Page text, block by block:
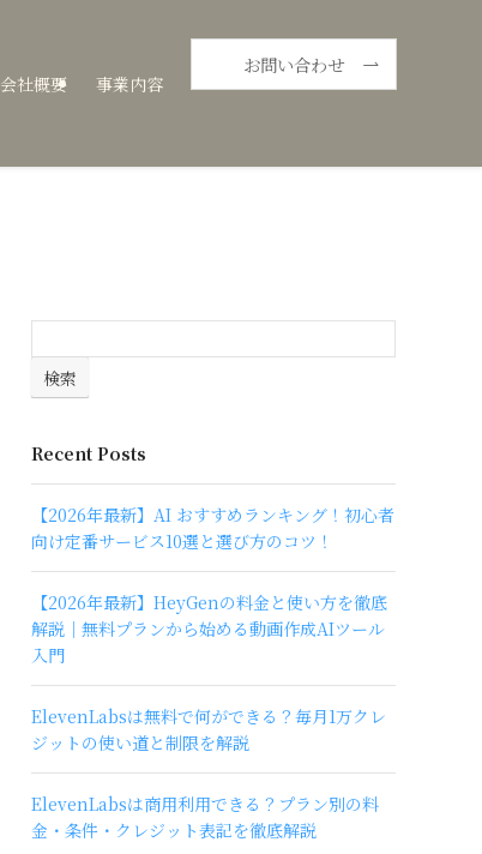
会社概要 事業内容
お問い合わせ
検索
Recent Posts
【2026年最新】AI おすすめランキング！初心者
向け定番サービス10選と選び方のコツ！
【2026年最新】HeyGenの料金と使い方を徹底
解説｜無料プランから始める動画作成AIツール
入門
ElevenLabsは無料で何ができる？毎月1万クレ
ジットの使い道と制限を解説
ElevenLabsは商用利用できる？プラン別の料
金・条件・クレジット表記を徹底解説